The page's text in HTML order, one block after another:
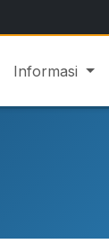
Informasi